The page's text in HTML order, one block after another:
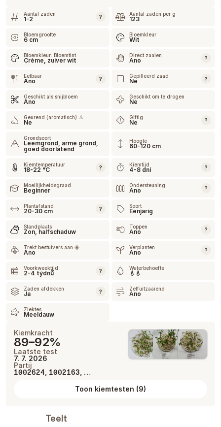
Aantal zaden
1-2 ? Aantal zaden per g
123
Bloemgrootte
6 cm
Bloemkleur
Wit
Bloemkleur: Bloemtint
Crème, zuiver wit
Direct zaaien
Ano ?
Eetbaar
Ano ? Gepilleerd zaad
Ne ?
Geschikt als snijbloem
Ano
Geschikt om te drogen
Ne
Geurend (aromatisch) 👃
Ne
Giftig
Ne ?
Grondsoort
Leemgrond, arme grond,
goed doorlatend
Hoogte
60-120 cm
Kiemtemperatuur
18-22 °C ? Kiemtijd
4-8 dní ?
Moeilijkheidsgraad
Beginner
Ondersteuning
Ano ?
Plantafstand
20-30 cm ? Soort
Eenjarig
Standplaats
Zon, halfschaduw
Toppen
Ano ?
Trekt bestuivers aan 🐝
Ano
Verplanten
Ano ?
Voorkweektijd
2-4 týdnů ? Waterbehoefte
💧💧
Zaden afdekken
Ja ? Zelfuitzaaiend
Ano
Ziektes
Meeldauw
Kiemkracht
89–92%
Laatste test
7. 7. 2026
Partij
1002624 1002163 , …
Toon kiemtesten (9)
Teelt